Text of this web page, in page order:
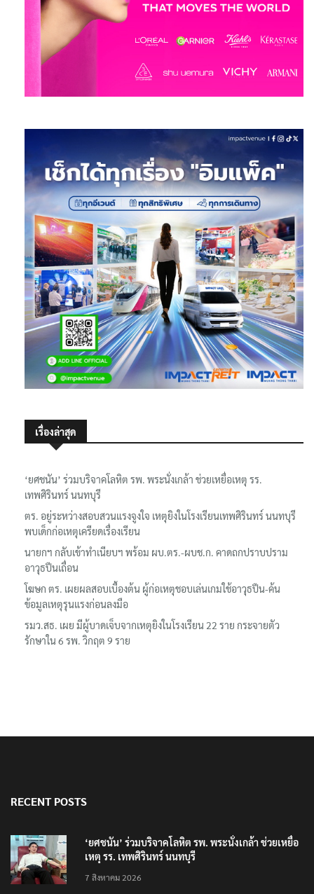
เรื่องล่าสุด
‘ยศชนัน’ ร่วมบริจาคโลหิต รพ. พระนั่งเกล้า ช่วยเหยื่อเหตุ รร.
เทพศิรินทร์ นนทบุรี
ตร. อยู่ระหว่างสอบสวนแรงจูงใจ เหตุยิงในโรงเรียนเทพศิรินทร์ นนทบุรี
พบเด็กก่อเหตุเครียดเรื่องเรียน
นายกฯ กลับเข้าทำเนียบฯ พร้อม ผบ.ตร.-ผบช.ก. คาดถกปราบปราม
อาวุธปืนเถื่อน
โฆษก ตร. เผยผลสอบเบื้องต้น ผู้ก่อเหตุชอบเล่นเกมใช้อาวุธปืน-ค้น
ข้อมูลเหตุรุนแรงก่อนลงมือ
รมว.สธ. เผย มีผู้บาดเจ็บจากเหตุยิงในโรงเรียน 22 ราย กระจายตัว
รักษาใน 6 รพ. วิกฤต 9 ราย
RECENT POSTS
‘ยศชนัน’ ร่วมบริจาคโลหิต รพ. พระนั่งเกล้า ช่วยเหยื่อ
เหตุ รร. เทพศิรินทร์ นนทบุรี
7 สิงหาคม 2026